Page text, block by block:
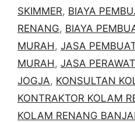
SKIMMER, BIAYA
RENANG, BIAYA
MURAH , JASA
MURAH , JASA
JOGJA, KONSULTAN
KONTRAKTOR KOLAM
KOLAM RENANG